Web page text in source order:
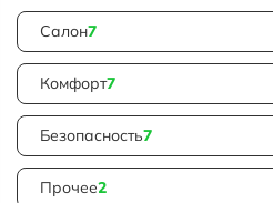
Салон7
Комфорт7
Безопасность7
Прочее2